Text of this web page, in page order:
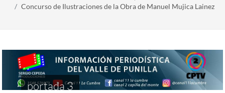
Concurso de Ilustraciones de la Obra de Manuel Mujica Lainez
portada 3